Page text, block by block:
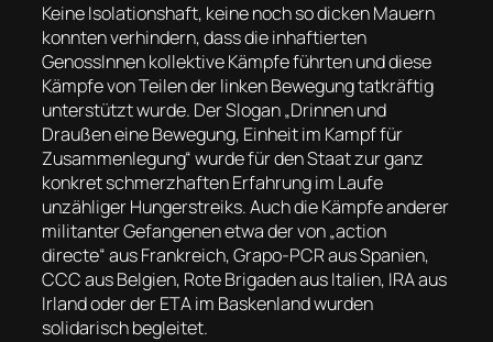
Keine Isolationshaft, keine noch so dicken Mauern
konnten verhindern, dass die inhaftierten
GenossInnen kollektive Kämpfe führten und diese
Kämpfe von Teilen der linken Bewegung tatkräftig
unterstützt wurde. Der Slogan „Drinnen und
Draußen eine Bewegung, Einheit im Kampf für
Zusammenlegung“ wurde für den Staat zur ganz
konkret schmerzhaften Erfahrung im Laufe
unzähliger Hungerstreiks. Auch die Kämpfe anderer
militanter Gefangenen etwa der von „action
directe“ aus Frankreich, Grapo-PCR aus Spanien,
CCC aus Belgien, Rote Brigaden aus Italien, IRA aus
Irland oder der ETA im Baskenland wurden
solidarisch begleitet.